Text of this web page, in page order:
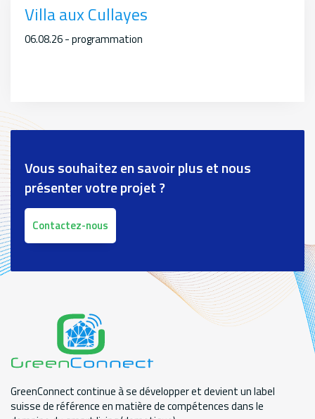
Villa aux Cullayes
06.08.26 - programmation
Vous souhaitez en savoir plus et nous
présenter votre projet ?
Contactez-nous
GreenConnect continue à se développer et devient un label
suisse de référence en matière de compétences dans le